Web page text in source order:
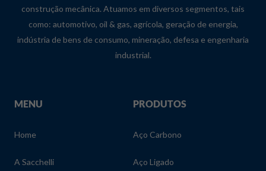
construção mecânica. Atuamos em diversos segmentos, tais
como: automotivo, oil & gas, agrícola, geração de energia,
indústria de bens de consumo, mineração, defesa e engenharia
industrial.
MENU
Home
A Sacchelli
PRODUTOS
Aço Carbono
Aço Ligado